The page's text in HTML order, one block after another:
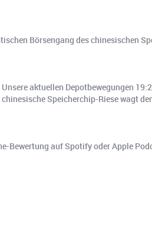
Börsengang des chinesischen
aktuellen Depotbewegungen
Speicherchip-Riese wagt
Bewertung auf Spotify oder Apple